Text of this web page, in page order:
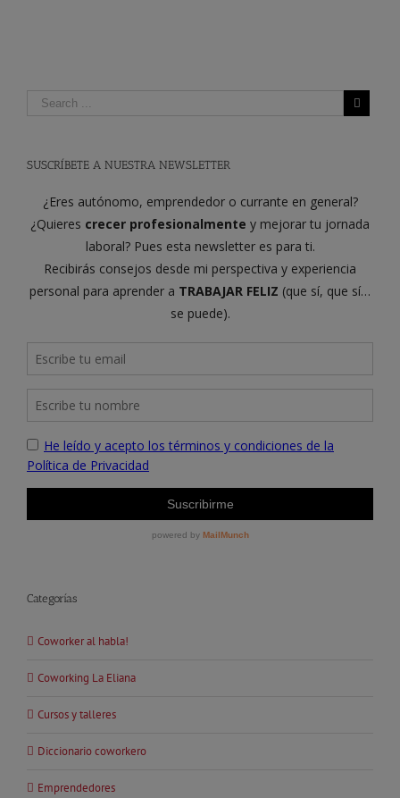
SUSCRÍBETE A NUESTRA NEWSLETTER
Categorías
Coworker al habla!
Coworking La Eliana
Cursos y talleres
Diccionario coworkero
Emprendedores